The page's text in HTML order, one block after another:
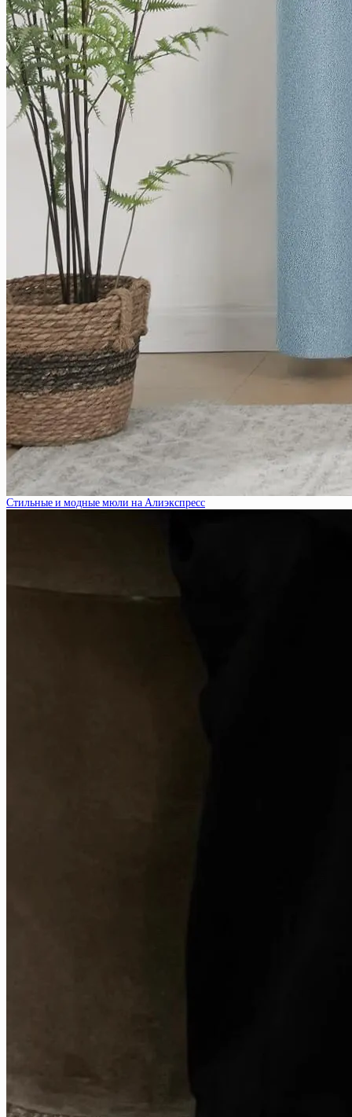
Стильные и модные мюли на Алиэкспресс